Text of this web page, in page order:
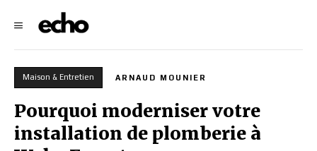
Maison & Entretien ARNAUD MOUNIER
Pourquoi moderniser votre
installation de plomberie à